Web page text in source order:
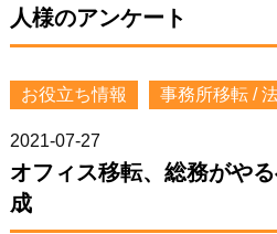
人様のアンケート
お役立ち情報 事務所移転 /
2021-07-27
オフィス移転、総務がや
成